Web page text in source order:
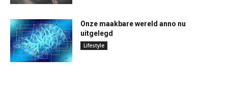
Onze maakbare wereld anno nu
uitgelegd
Lifestyle